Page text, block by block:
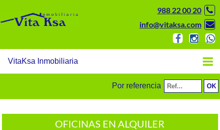
988 22 00 20
info@vitaksa.com
VitaKsa Inmobiliaria
Por referencia
OFICINAS EN ALQUILER